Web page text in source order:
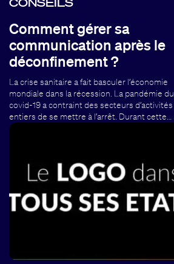
Comment gérer sa
communication après le
déconfinement ?
La crise sanitaire a fait basculer l’économie
mondiale dans la récession. La pandémie du
covid-19 a contraint des secteurs d’activités
entiers de se mettre à l’arrêt. Durant cette…